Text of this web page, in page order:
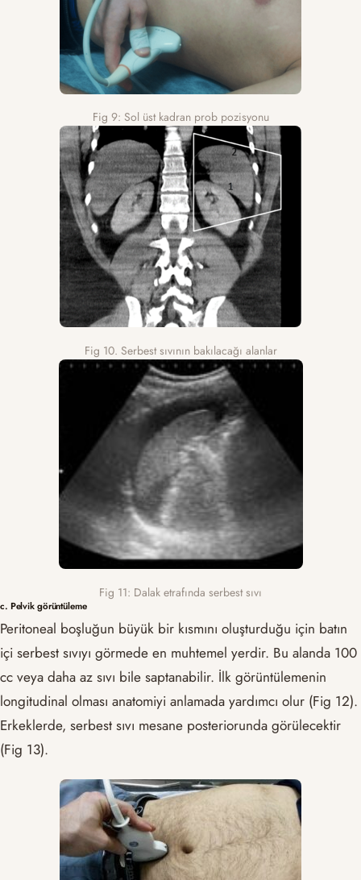
Fig 9: Sol üst kadran prob pozisyonu
Fig 10. Serbest sıvının bakılacağı alanlar
Fig 11: Dalak etrafında serbest sıvı
c. Pelvik görüntüleme
Peritoneal boşluğun büyük bir kısmını oluşturduğu için batın
içi serbest sıvıyı görmede en muhtemel yerdir. Bu alanda 100
cc veya daha az sıvı bile saptanabilir. İlk görüntülemenin
longitudinal olması anatomiyi anlamada yardımcı olur (Fig 12).
Erkeklerde, serbest sıvı mesane posteriorunda görülecektir
(Fig 13).